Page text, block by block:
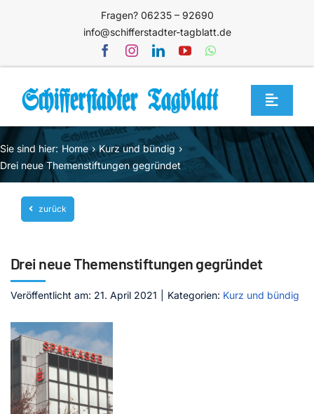
Fragen? 06235 – 92690
info@schifferstadter-tagblatt.de
Toggle
Home
Themen
Blog
Unternehmen
Mediathek
Kontakt
Sie sind hier: Home
Kurz und bündig
Drei neue Themenstiftungen gegründet
zurück
Drei neue Themenstiftungen gegründet
Veröffentlicht am: 21. April 2021 Kategorien: Kurz und bündig